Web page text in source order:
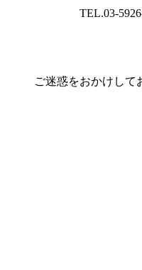
TEL.03-5926-
ご迷惑をおかけして